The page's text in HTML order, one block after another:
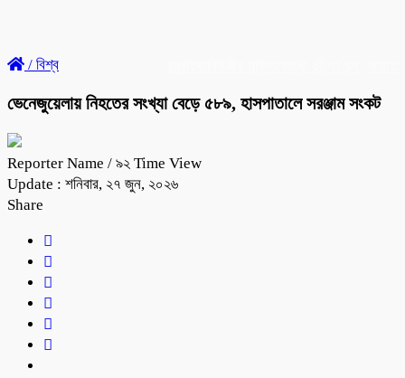
/ বিশ্ব
ভেনেজুয়েলায় নিহতের সংখ্যা বেড়ে ৫৮৯, হাসপাতালে সরঞ্জাম সংকট
Reporter Name / ৯২ Time View
Update : শনিবার, ২৭ জুন, ২০২৬
Share